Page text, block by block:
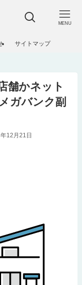
MENU
サイトマップ
舗かネット
ガバンク副
12月21日